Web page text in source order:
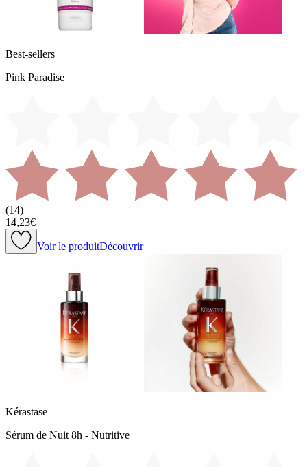
Best-sellers
Pink Paradise
(14)
14,23€
Voir le produitDécouvrir
Kérastase
Sérum de Nuit 8h - Nutritive